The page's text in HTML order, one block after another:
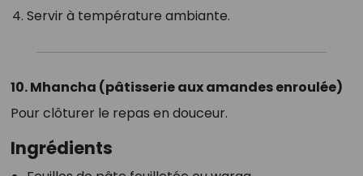
Servir à température ambiante.
10. Mhancha (pâtisserie aux amandes enroulée)
Pour clôturer le repas en douceur.
Ingrédients